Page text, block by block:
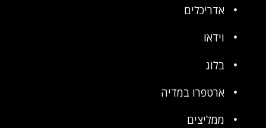
אדריכלים
וידאו
בלוג
ארטפרו במדיה
ממליצים